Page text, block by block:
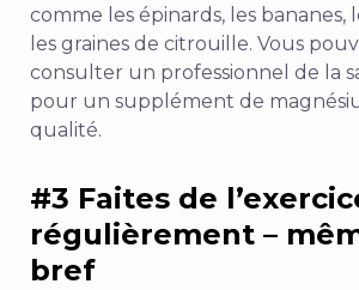
comme les épinards, les bananes,
les graines de citrouille. Vous
consulter un professionnel de la
pour un supplément de
qualité.
#3 Faites de
régulièrement –
bref